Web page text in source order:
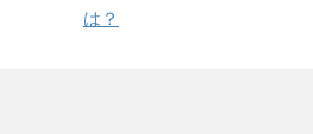
は？